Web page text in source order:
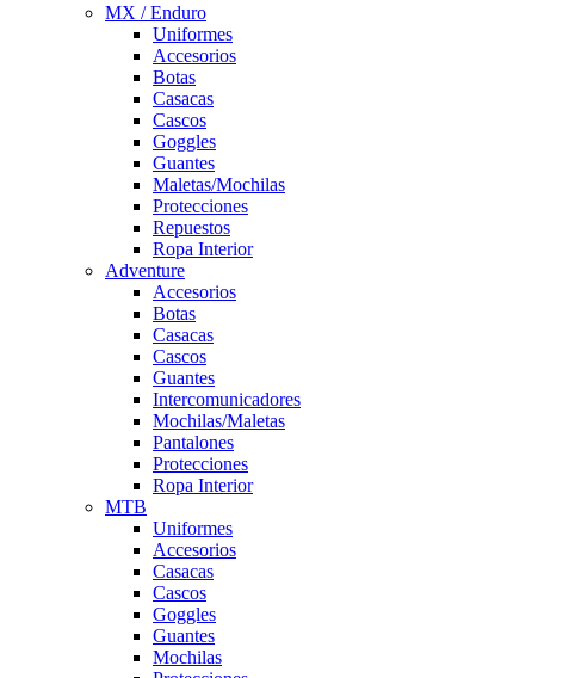
MX / Enduro
Uniformes
Accesorios
Botas
Casacas
Cascos
Goggles
Guantes
Maletas/Mochilas
Protecciones
Repuestos
Ropa Interior
Adventure
Accesorios
Botas
Casacas
Cascos
Guantes
Intercomunicadores
Mochilas/Maletas
Pantalones
Protecciones
Ropa Interior
MTB
Uniformes
Accesorios
Casacas
Cascos
Goggles
Guantes
Mochilas